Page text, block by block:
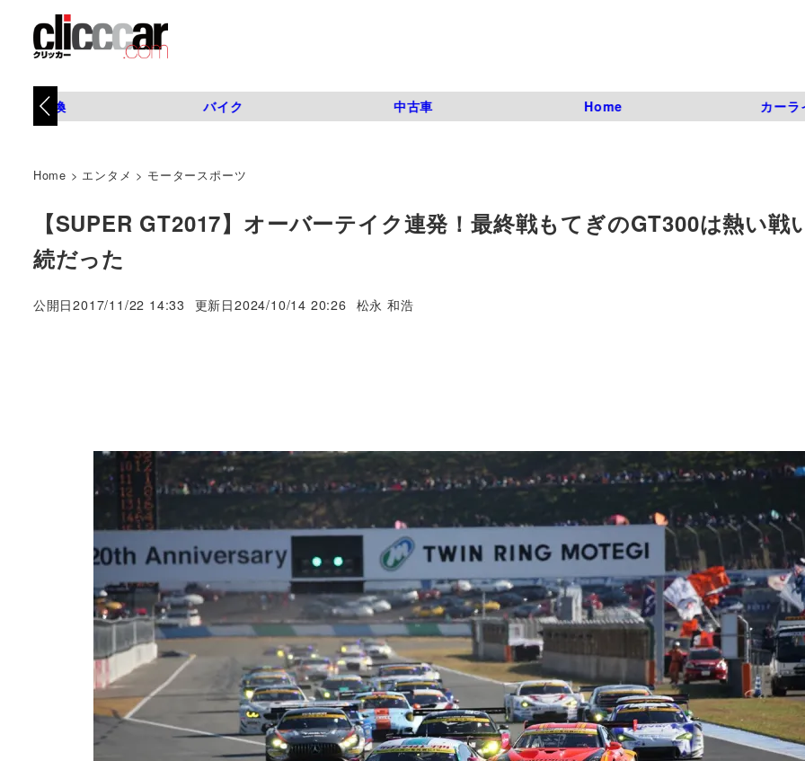
タイヤ交換 バイク 中古車 Home カーラ
Home > エンタメ > モータースポーツ
【SUPER GT2017】オーバーテイク連発！最終戦もてぎのGT300は熱い戦
続だった
公開日2017/11/22 14:33 更新日2024/10/14 20:26 著
松永 和浩